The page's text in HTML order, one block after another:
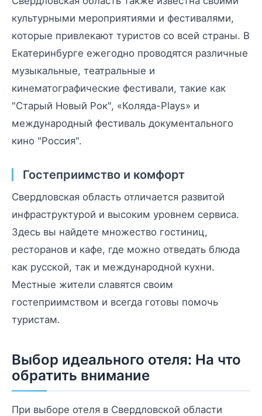
культурными мероприятиями и фестивалями,
которые привлекают туристов со всей страны. В
Екатеринбурге ежегодно проводятся различные
музыкальные, театральные и
кинематографические фестивали, такие как
"Старый Новый Рок", «Коляда-Plays» и
международный фестиваль документального
кино "Россия".
Гостеприимство и комфорт
Свердловская область отличается развитой
инфраструктурой и высоким уровнем сервиса.
Здесь вы найдете множество гостиниц,
ресторанов и кафе, где можно отведать блюда
как русской, так и международной кухни.
Местные жители славятся своим
гостеприимством и всегда готовы помочь
туристам.
Выбор идеального отеля: На что
обратить внимание
При выборе отеля в Свердловской области